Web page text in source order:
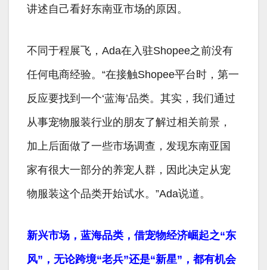
讲述自己看好东南亚市场的原因。
不同于程展飞，Ada在入驻Shopee之前没有
任何电商经验。“在接触Shopee平台时，第一
反应要找到一个‘蓝海’品类。其实，我们通过
从事宠物服装行业的朋友了解过相关前景，
加上后面做了一些市场调查，发现东南亚国
家有很大一部分的养宠人群，因此决定从宠
物服装这个品类开始试水。”Ada说道。
新兴市场，蓝海品类，借宠物经济崛起之“东
风”，无论跨境“老兵”还是“新星”，都有机会